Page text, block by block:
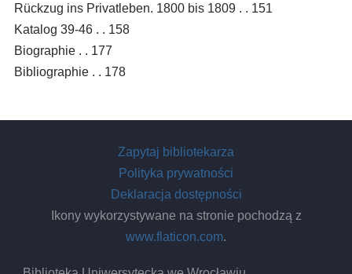
Rückzug ins Privatleben. 1800 bis 1809 . . 151
Katalog 39-46 . . 158
Biographie . . 177
Bibliographie . . 178
Zapytaj bibliotekarza
Polityka prywatności
Deklaracja dostępności
Ikony wykorzystywane na stronie pochodzą z
www.flaticon.com.